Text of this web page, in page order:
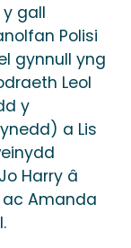
y gall
Polisi
gynnull yng
Leol
y
a Lis
Harry â
ac Amanda